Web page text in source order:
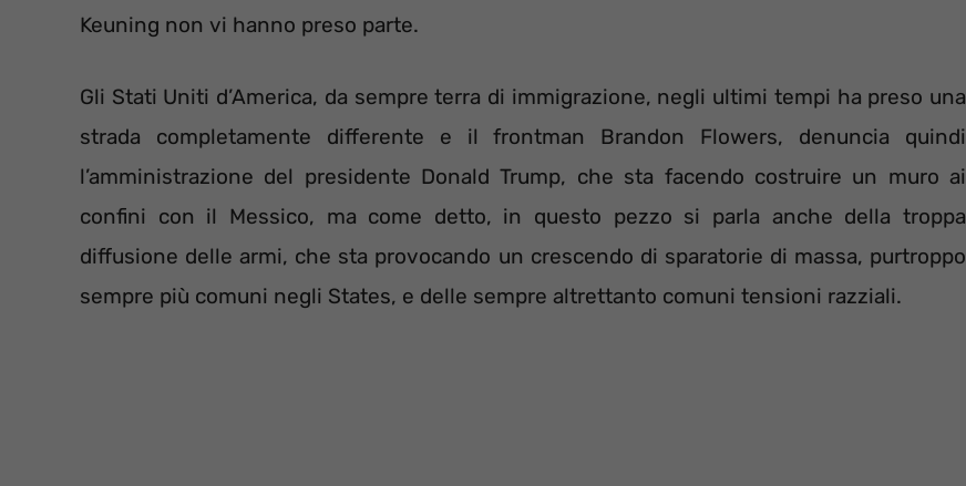
Keuning non vi hanno preso parte.
Gli Stati Uniti d’America, da sempre terra di immigrazione, negli ultimi tempi ha preso una
strada completamente differente e il frontman Brandon Flowers, denuncia quindi
l’amministrazione del presidente Donald Trump, che sta facendo costruire un muro ai
confini con il Messico, ma come detto, in questo pezzo si parla anche della troppa
diffusione delle armi, che sta provocando un crescendo di sparatorie di massa, purtroppo
sempre più comuni negli States, e delle sempre altrettanto comuni tensioni razziali.